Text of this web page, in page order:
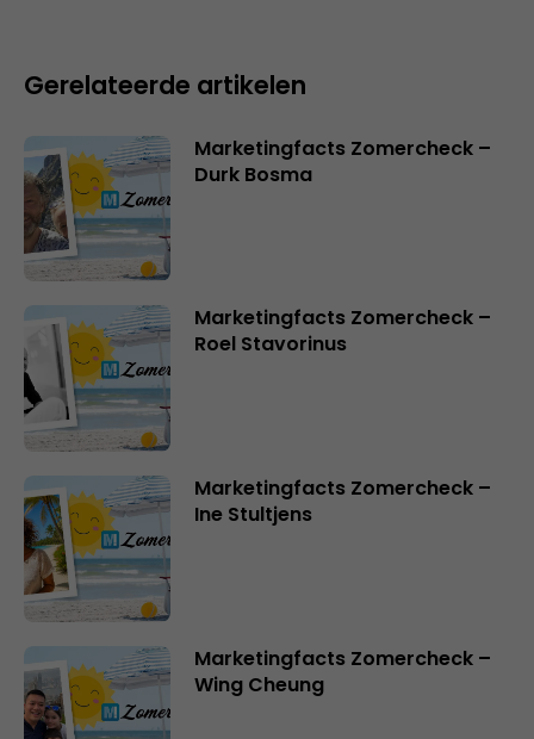
Gerelateerde artikelen
Marketingfacts Zomercheck –
Durk Bosma
Marketingfacts Zomercheck –
Roel Stavorinus
Marketingfacts Zomercheck –
Ine Stultjens
Marketingfacts Zomercheck –
Wing Cheung